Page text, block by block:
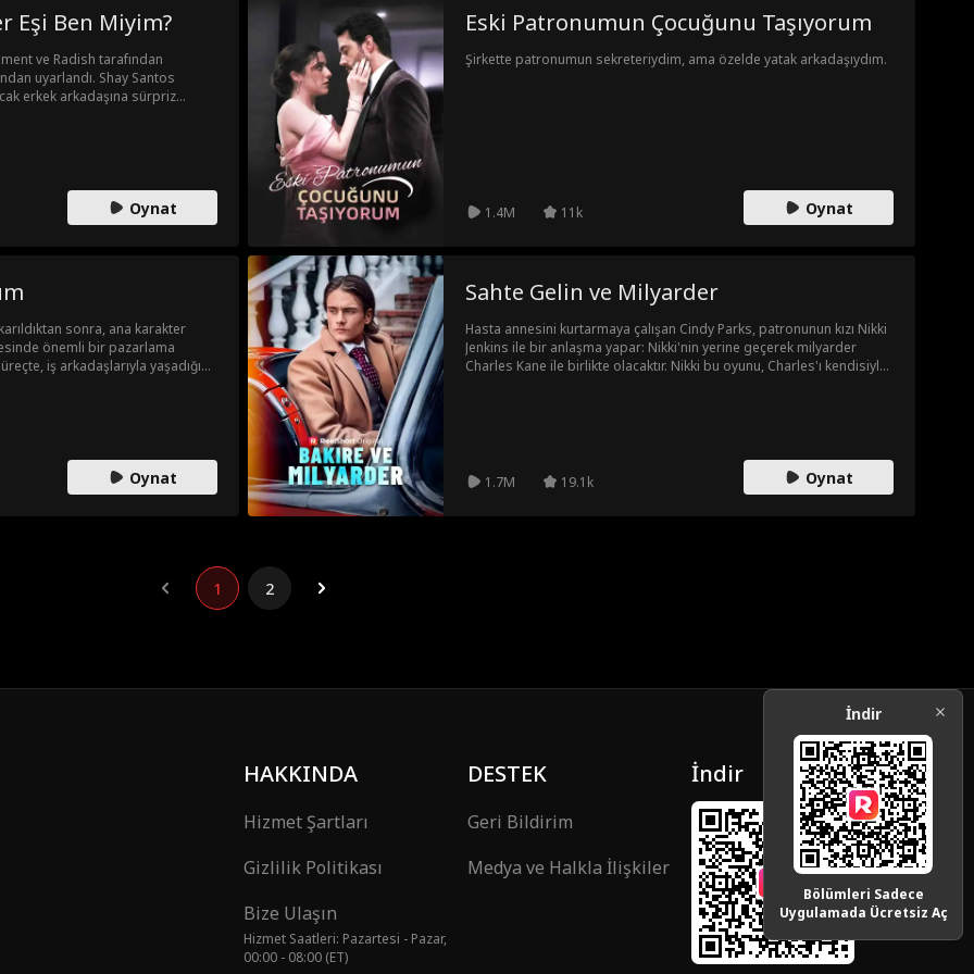
Edward'da gözü olan zengin bir mirasçı da onu tehdit eder. Yine de
Edward onu korumaktan asla vazgeçmez. Yaşadığı zorlukları aşan
Ella, ürkek bir kızdan cesur ve güçlü bir kadına dönüşerek zamanla
Eşi Ben Miyim?
ve Radish tarafından
uyarlandı. Shay Santos
erkek arkadaşına sürpriz
Mal lanetlenmiştir; Shay'i eşi
sahibi olmazsa ölecektir!
Oynat
Eski Patronumun Çocuğunu Taşıyorum
Şirkette patronumun sekreteriydim, ama özelde yatak arkadaşıydım.
1.4M 11k Oynat
sonra, ana karakter
önemli bir pazarlama
iş arkadaşlarıyla yaşadığı
Oynat
Sahte Gelin ve Milyarder
Hasta annesini kurtarmaya çalışan Cindy Parks, patronunun kızı Nikki
Jenkins ile bir anlaşma yapar: Nikki'nin yerine geçerek milyarder
Charles Kane ile birlikte olacaktır. Nikki bu oyunu, Charles'ı kendisiyle
1.7M 19.1k Oynat
1 2
HAKKINDA
Hizmet Şartları
Gizlilik Politikası
Bize Ulaşın
Hizmet Saatleri: Pazartesi - Pazar,
00:00 - 08:00 (ET)
DESTEK
Geri Bildirim
Medya ve Halkla İlişkiler
İndir
İndir
Bölümleri Sadece
Uygulamada Ücretsiz Aç